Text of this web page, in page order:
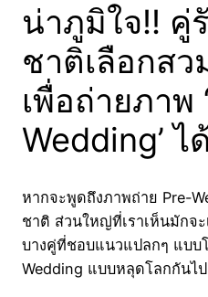
น่าภูมิใจ!! คู่
ชาติเลือกสว
เพื่อถ่ายภาพ
Wedding’
หากจะพูดถึงภาพถ่าย Pre-
ชาติ ส่วนใหญ่ที่เราเห็นมักจ
บางคู่ที่ชอบแนวแปลกๆ แบบ
Wedding แบบหลุดโลกกันไ